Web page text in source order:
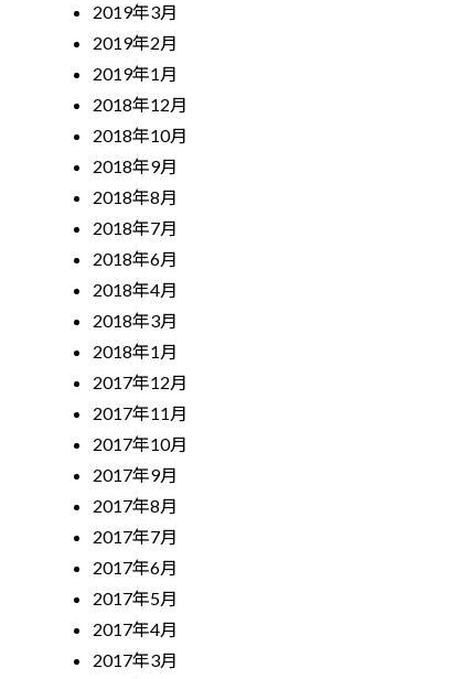
2019年3月
2019年2月
2019年1月
2018年12月
2018年10月
2018年9月
2018年8月
2018年7月
2018年6月
2018年4月
2018年3月
2018年1月
2017年12月
2017年11月
2017年10月
2017年9月
2017年8月
2017年7月
2017年6月
2017年5月
2017年4月
2017年3月